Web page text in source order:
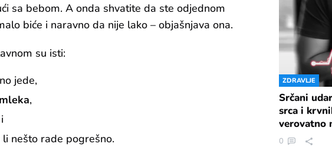
sa bebom. A onda shvatite da ste odjednom
biće i naravno da nije lako – objašnjava ona.
su isti:
jede,
,
nešto rade pogrešno.
ZDRAVLJE
Srčani
srca i
verovatno
0